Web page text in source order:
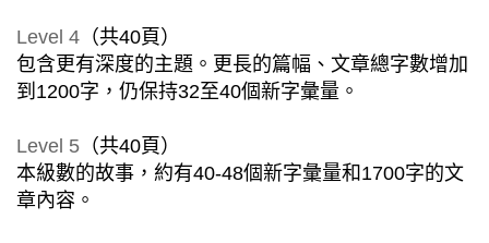
Level 4 （共40頁）
包含更有深度的主題。更長的篇幅、文章總字數增加
到1200字，仍保持32至40個新字彙量。
Level 5 （共40頁）
本級數的故事，約有40-48個新字彙量和1700字的文
章內容。